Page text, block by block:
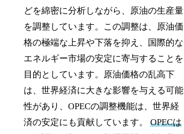
どを綿密に分析しながら、原油の生産量
を調整しています。この調整は、原油価
格の極端な上昇や下落を抑え、国際的な
エネルギー市場の安定に寄与することを
目的としています。原油価格の乱高下
は、世界経済に大きな影響を与える可能
性があり、OPECの調整機能は、世界経
済の安定にも貢献しています。OPECは